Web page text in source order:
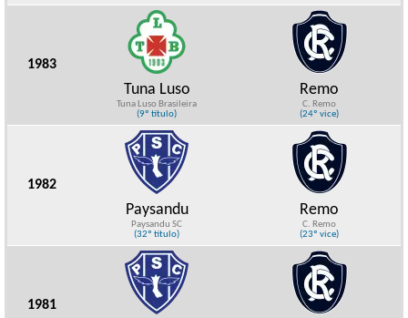
1983
Tuna Luso
Tuna Luso Brasileira
(9º título)
Remo
C. Remo
(24º vice)
1982
Paysandu
Paysandu SC
(32º título)
Remo
C. Remo
(23º vice)
1981